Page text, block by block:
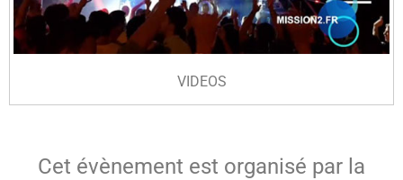
VIDEOS
Cet évènement est organisé par la